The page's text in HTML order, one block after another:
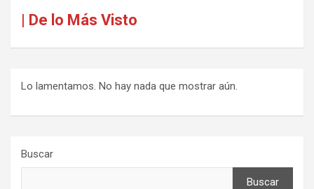
| De lo Más Visto
Lo lamentamos. No hay nada que mostrar aún.
Buscar
Buscar